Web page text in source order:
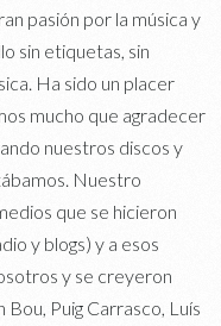
pasión por la música y
sin etiquetas, sin
Ha sido un placer
mucho que agradecer
nuestros discos y
Nuestro
que se hicieron
y blogs) y a esos
y se creyeron
Puig Carrasco, Luís